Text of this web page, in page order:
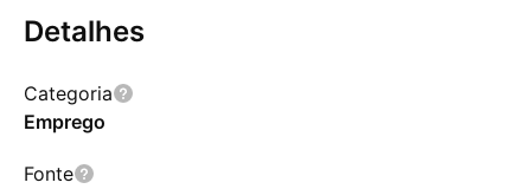
Detalhes
Categoria
Emprego
Fonte